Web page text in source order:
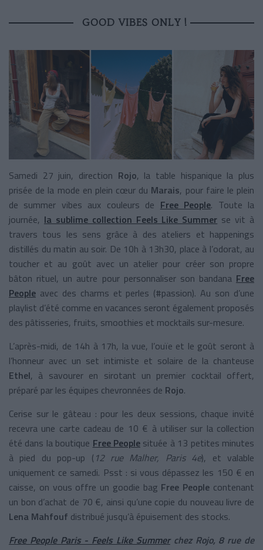
GOOD VIBES ONLY !
Samedi 27 juin, direction Rojo, la table hispanique la plus
prisée de la mode en plein cœur du Marais, pour faire le plein
de summer vibes aux couleurs de Free People. Toute la
journée, la sublime collection Feels Like Summer se vit à
travers tous les sens grâce à des ateliers et happenings
distillés du matin au soir. De 10h à 13h30, place à l’odorat, au
toucher et au goût avec un atelier pour créer son propre
bâton rituel, un autre pour personnaliser son bandana Free
People avec des charms et perles (#passion). Au son d’une
playlist d’été comme en vacances seront également proposés
des pâtisseries, fruits, smoothies et mocktails sur-mesure.
L’après-midi, de 14h à 17h, la vue, l’ouïe et le goût seront à
l’honneur avec un set intimiste et solaire de la chanteuse
Ethel, à savourer en sirotant un premier cocktail offert,
préparé par les équipes chevronnées de Rojo.
Cerise sur le gâteau : pour les deux sessions, chaque invité
recevra une carte cadeau de 10 € à utiliser sur la collection
été dans la boutique Free People située à 13 petites minutes
à pied du pop-up ( 12 rue Malher, Paris 4e), et valable
uniquement ce samedi. Psst : si vous dépassez les 150 € en
caisse, on vous offre un goodie bag Free People contenant
un bon d’achat de 70 €, ainsi qu’une copie du nouveau livre de
Lena Mahfouf distribué jusqu’à épuisement des stocks.
Free People Paris - Feels Like Summerchez Rojo, 8 rue de